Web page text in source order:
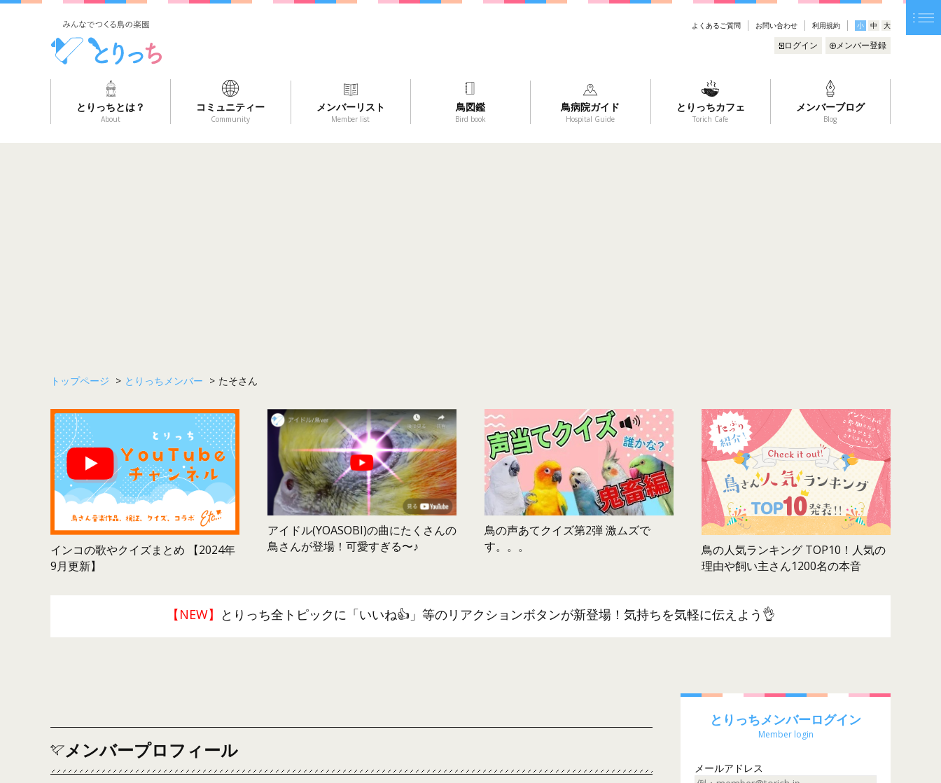
よくあるご質問 お問い合わせ 利用規約 小 中 大
ログイン メンバー登録
とりっちとは？
About
コミュニティー
Community
メンバーリスト
Member list
鳥図鑑
Bird book
鳥病院ガイド
Hospital Guide
とりっちカフェ
Torich Cafe
メンバーブログ
Blog
トップページ > とりっちメンバー > たそさん
インコの歌やクイズまとめ 【2024年
9月更新】
アイドル(YOASOBI)の曲にたくさんの
鳥さんが登場！可愛すぎる〜♪
鳥の声あてクイズ第2弾 激ムズで
す。。。
鳥の人気ランキング TOP10！人気の
理由や飼い主さん1200名の本音
【NEW】 とりっち全トピックに「いいね👍」等のリアクションボタンが新登場！気持ちを気軽に伝えよう👌
メンバープロフィール
とりっちメンバーログイン
Member login
メールアドレス